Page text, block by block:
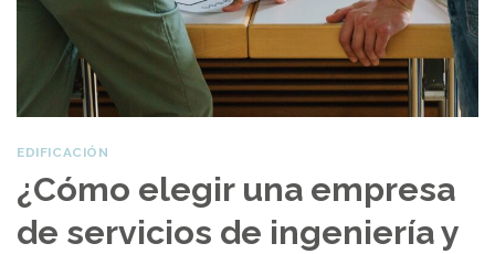
EDIFICACIÓN
¿Cómo elegir una empresa
de servicios de ingeniería y